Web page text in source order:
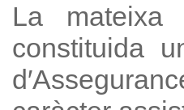
La
constituida